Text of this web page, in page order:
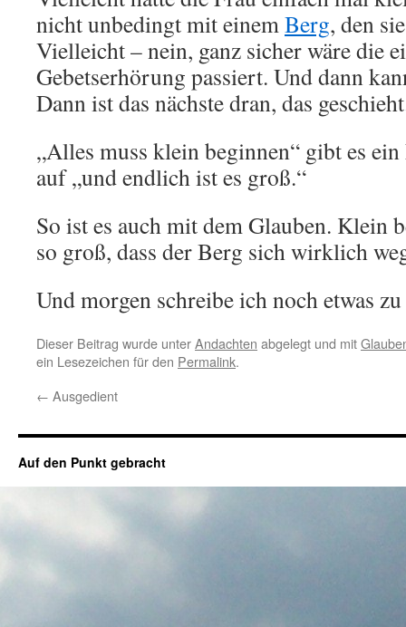
nicht unbedingt mit einemBerg, den
Vielleicht – nein, ganz sicher wäre die
Gebetserhörung passiert. Und dann
Dann ist das nächste dran, das
„Alles muss klein beginnen“ gibt es
auf „und endlich ist es groß.“
So ist es auch mit dem Glauben. Klein
so groß, dass der Berg sich wirklich
Und morgen schreibe ich noch etwas
Dieser Beitrag wurde unterAndachten abgelegt und mit
ein Lesezeichen für den Permalink.
← Ausgedient
Auf den Punkt gebracht